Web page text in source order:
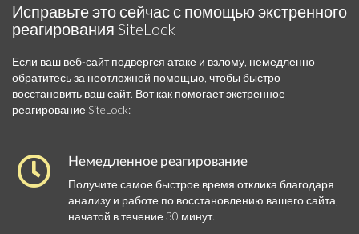
Исправьте это сейчас с помощью экстренного
реагирования SiteLock
Если ваш веб-сайт подвергся атаке и взлому, немедленно
обратитесь за неотложной помощью, чтобы быстро
восстановить ваш сайт. Вот как помогает экстренное
реагирование SiteLock:
Немедленное реагирование
Получите самое быстрое время отклика благодаря
анализу и работе по восстановлению вашего сайта,
начатой в течение 30 минут.